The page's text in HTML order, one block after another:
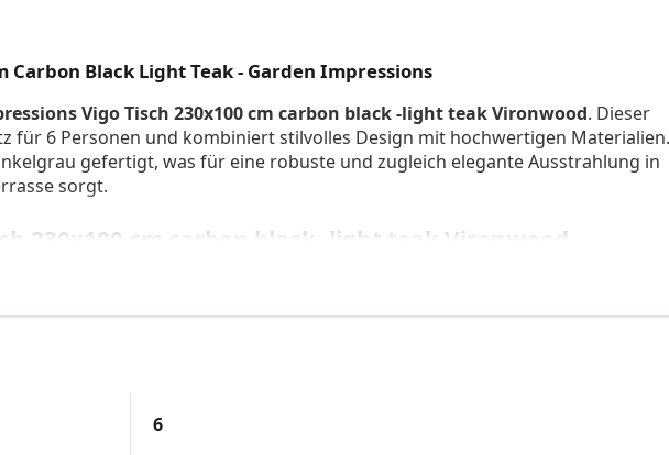
Carbon Black Light Teak - Garden Impressions
Vigo Tisch 230x100 cm carbon black -light teak Vironwood. Dieser
für 6 Personen und kombiniert stilvolles Design mit hochwertigen
gefertigt, was für eine robuste und zugleich elegante Ausstrahlung in
sorgt.
230x100 cm carbon black -light teak Vironwood
6